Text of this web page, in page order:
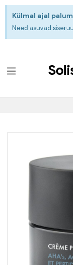
Külmal ajal
Need asuvad